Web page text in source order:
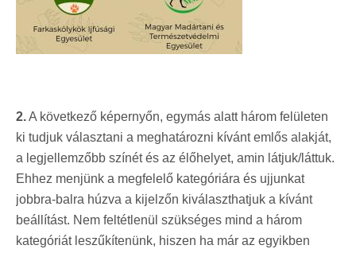
2.A következő képernyőn, egymás alatt három felületen
ki tudjuk választani a meghatározni kívánt emlős alakját,
a legjellemzőbb színét és az élőhelyet, amin látjuk/láttuk.
Ehhez menjünk a megfelelő kategóriára és ujjunkat
jobbra-balra húzva a kijelzőn kiválaszthatjuk a kívánt
beállítást. Nem feltétlenül szükséges mind a három
kategóriát leszűkítenünk, hiszen ha már az egyikben